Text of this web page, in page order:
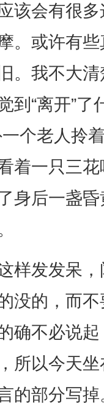
该会有很
。或许有
。我不大
到“离开”
个老人拎
着一只三
身后一盏
样发发呆
没的，而
确不必说
所以今天
的部分写